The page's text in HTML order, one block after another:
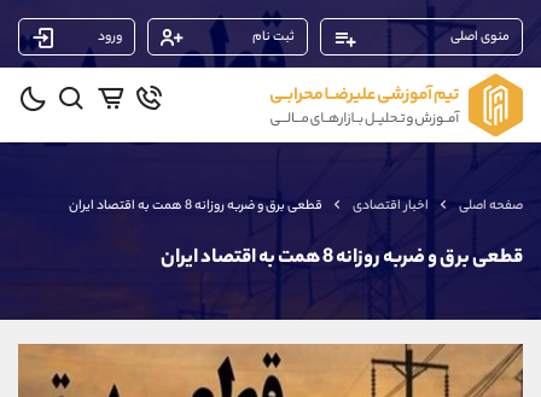
منوی اصلی ثبت نام ورود
صفحه اصلی اخبار اقتصادی قطعی برق و ضربه روزانه 8 همت به اقتصاد ایران
قطعی برق و ضربه روزانه 8 همت به اقتصاد ایران
پشتیبان فروش (محسن یزدی)
تلگرام @Armteam_admin_103
موبایل 09927779040
واتساپ شروع گفتگو